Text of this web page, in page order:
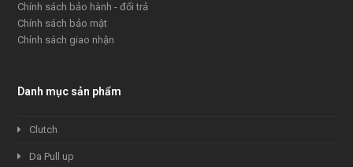
Chính sách bảo hành - đổi trả
Chính sách bảo mật
Chính sách giao nhận
Danh mục sản phẩm
Clutch
Da Pull up